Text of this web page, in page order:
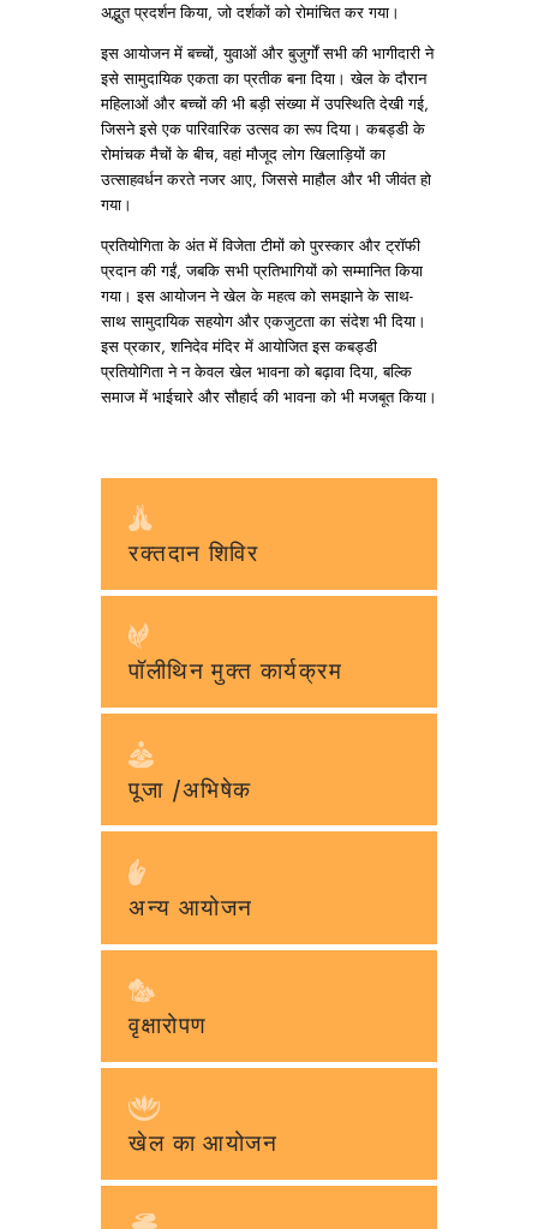
अद्भुत प्रदर्शन किया, जो दर्शकों को रोमांचित कर गया।
इस आयोजन में बच्चों, युवाओं और बुजुर्गों सभी की भागीदारी ने
इसे सामुदायिक एकता का प्रतीक बना दिया। खेल के दौरान
महिलाओं और बच्चों की भी बड़ी संख्या में उपस्थिति देखी गई,
जिसने इसे एक पारिवारिक उत्सव का रूप दिया। कबड्डी के
रोमांचक मैचों के बीच, वहां मौजूद लोग खिलाड़ियों का
उत्साहवर्धन करते नजर आए, जिससे माहौल और भी जीवंत हो
गया।
प्रतियोगिता के अंत में विजेता टीमों को पुरस्कार और ट्रॉफी
प्रदान की गईं, जबकि सभी प्रतिभागियों को सम्मानित किया
गया। इस आयोजन ने खेल के महत्व को समझाने के साथ-
साथ सामुदायिक सहयोग और एकजुटता का संदेश भी दिया।
इस प्रकार, शनिदेव मंदिर में आयोजित इस कबड्डी
प्रतियोगिता ने न केवल खेल भावना को बढ़ावा दिया, बल्कि
समाज में भाईचारे और सौहार्द की भावना को भी मजबूत किया।
रक्तदान शिविर
पॉलीथिन मुक्त कार्यक्रम
पूजा /अभिषेक
अन्य आयोजन
वृक्षारोपण
खेल का आयोजन